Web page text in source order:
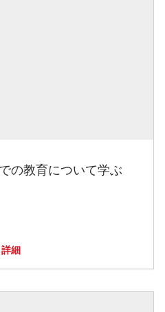
の教育について学ぶ
詳細